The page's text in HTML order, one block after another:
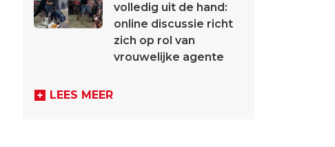
volledig uit de hand:
online discussie richt
zich op rol van
vrouwelijke agente
LEES MEER